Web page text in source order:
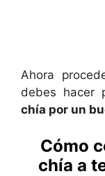
Ahora
debes hacer
chía por un
Cómo
chía a